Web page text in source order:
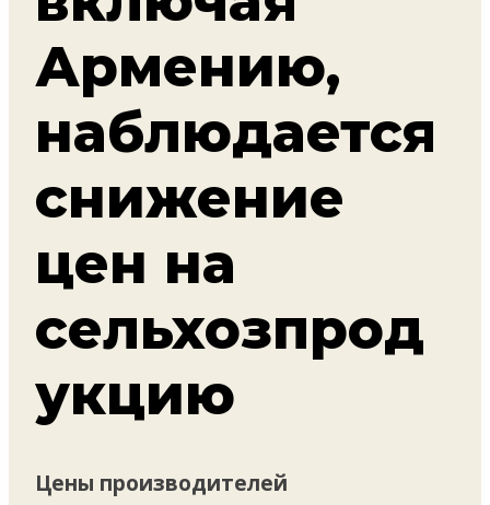
Армению,
наблюдается
снижение
цен на
сельхозпрод
укцию
Цены производителей